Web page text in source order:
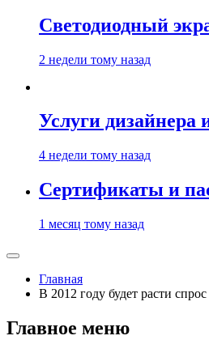
Светодиодный
2 недели тому назад
Услуги дизайнера
4 недели тому назад
Сертификаты и
1 месяц тому назад
Главная
В 2012 году будет расти
Главное меню